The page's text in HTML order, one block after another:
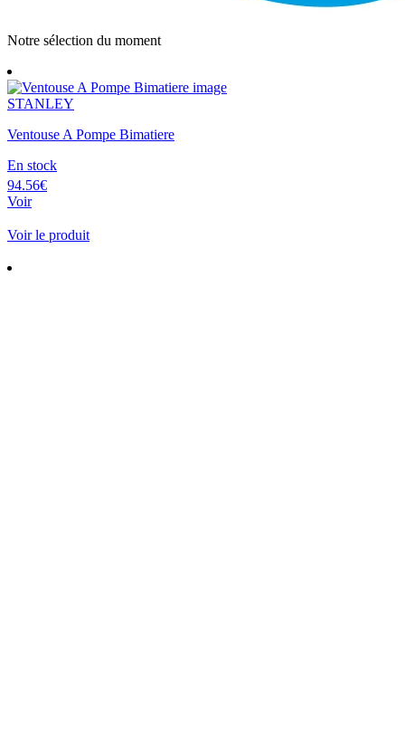
Notre sélection du moment
STANLEY
Ventouse A Pompe Bimatiere
En stock
94.56€
Voir
Voir le produit